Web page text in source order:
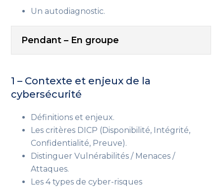
Un autodiagnostic.
Pendant – En groupe
1 – Contexte et enjeux de la
cybersécurité
Définitions et enjeux.
Les critères DICP (Disponibilité, Intégrité,
Confidentialité, Preuve).
Distinguer Vulnérabilités / Menaces /
Attaques.
Les 4 types de cyber-risques